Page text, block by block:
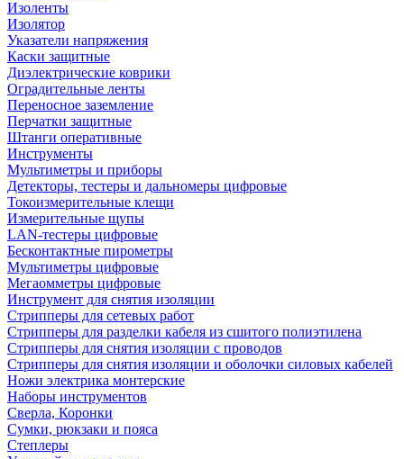
Изоленты
Изолятор
Указатели напряжения
Каски защитные
Диэлектрические коврики
Оградительные ленты
Переносное заземление
Перчатки защитные
Штанги оперативные
Инструменты
Мультиметры и приборы
Детекторы, тестеры и дальномеры цифровые
Токоизмерительные клещи
Измерительные щупы
LAN-тестеры цифровые
Бесконтактные пирометры
Мультиметры цифровые
Мегаомметры цифровые
Инструмент для снятия изоляции
Стрипперы для сетевых работ
Стрипперы для разделки кабеля из сшитого полиэтилена
Cтрипперы для снятия изоляции с проводов
Стрипперы для снятия изоляции и оболочки силовых кабелей
Ножи электрика монтерские
Наборы инструментов
Сверла, Коронки
Сумки, рюкзаки и пояса
Степлеры